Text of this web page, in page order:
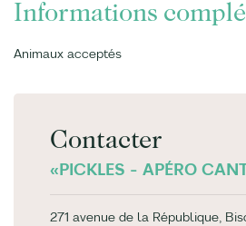
Informations
Animaux acceptés
Contacter
«PICKLES - APÉRO
271 avenue de la République,